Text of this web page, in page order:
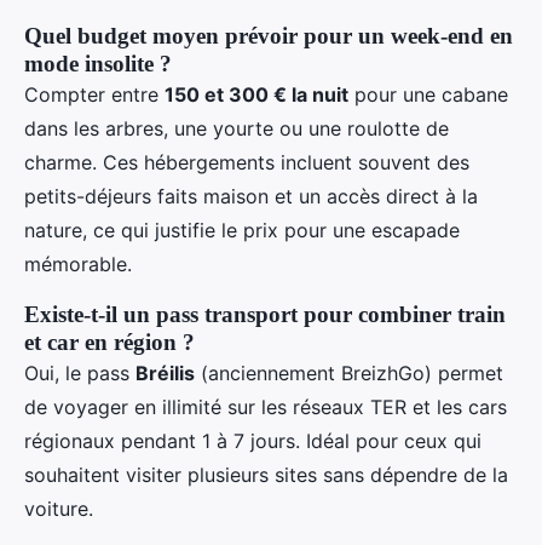
Quel budget moyen prévoir pour un week-end en
mode insolite ?
Compter entre 150 et 300 € la nuit pour une cabane
dans les arbres, une yourte ou une roulotte de
charme. Ces hébergements incluent souvent des
petits-déjeurs faits maison et un accès direct à la
nature, ce qui justifie le prix pour une escapade
mémorable.
Existe-t-il un pass transport pour combiner train
et car en région ?
Oui, le pass Bréilis (anciennement BreizhGo) permet
de voyager en illimité sur les réseaux TER et les cars
régionaux pendant 1 à 7 jours. Idéal pour ceux qui
souhaitent visiter plusieurs sites sans dépendre de la
voiture.